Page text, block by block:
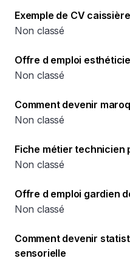
Exemple de CV caissière
Non classé
Offre d emploi
Non classé
Comment devenir
Non classé
Fiche métier technicien
Non classé
Offre d emploi gardien
Non classé
Comment devenir
sensorielle